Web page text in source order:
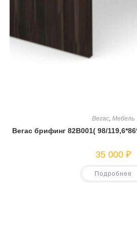
Вегас, Мебель
Вегас брифинг 82В001( 98/
35 000 ₽
Подробнее